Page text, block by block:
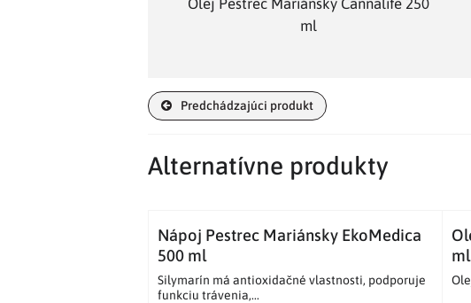
ml
Predchádzajúci produkt
Alternatívne produkty
Nápoj Pestrec Mariánsky EkoMedica
500 ml
Silymarín má antioxidačné vlastnosti, podporuje
funkciu trávenia,...
ml